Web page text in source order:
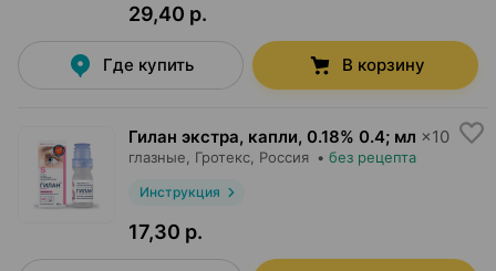
29,40 р.
Где купить В корзину
Гилан экстра, капли, 0.18% 0.4; мл ×10
глазные, Гротекс , Россия • без рецепта
Инструкция
17,30 р.